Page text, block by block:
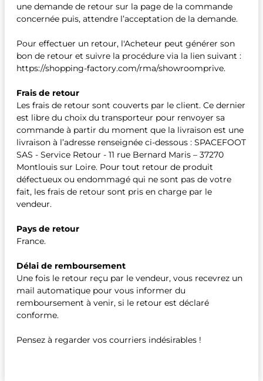
une demande de retour sur la page de la commande
concernée puis, attendre l’acceptation de la demande.
Pour effectuer un retour, l'Acheteur peut générer son
bon de retour et suivre la procédure via la lien suivant :
https://shopping-factory.com/rma/showroomprive.
Frais de retour
Les frais de retour sont couverts par le client. Ce dernier
est libre du choix du transporteur pour renvoyer sa
commande à partir du moment que la livraison est une
livraison à l’adresse renseignée ci-dessous : SPACEFOOT
SAS - Service Retour - 11 rue Bernard Maris – 37270
Montlouis sur Loire. Pour tout retour de produit
défectueux ou endommagé qui ne sont pas de votre
fait, les frais de retour sont pris en charge par le
vendeur.
Pays de retour
France.
Délai de remboursement
Une fois le retour reçu par le vendeur, vous recevrez un
mail automatique pour vous informer du
remboursement à venir, si le retour est déclaré
conforme.
Pensez à regarder vos courriers indésirables !